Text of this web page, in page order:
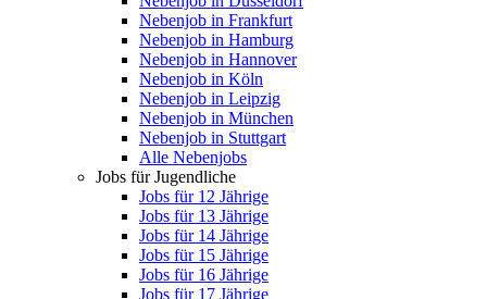
Nebenjob in Frankfurt
Nebenjob in Hamburg
Nebenjob in Hannover
Nebenjob in Köln
Nebenjob in Leipzig
Nebenjob in München
Nebenjob in Stuttgart
Alle Nebenjobs
Jobs für Jugendliche
Jobs für 12 Jährige
Jobs für 13 Jährige
Jobs für 14 Jährige
Jobs für 15 Jährige
Jobs für 16 Jährige
Jobs für 17 Jährige